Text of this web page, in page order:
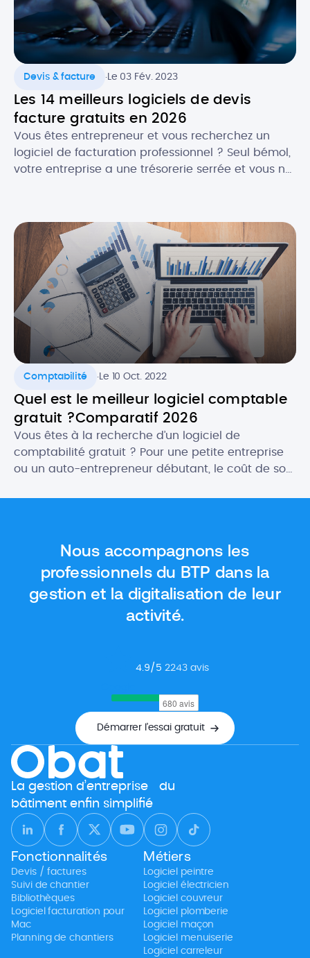
Devis & facture .Le 03 Fév. 2023
Les 14 meilleurs logiciels de devis
facture gratuits en 2026
Vous êtes entrepreneur et vous recherchez un
logiciel de facturation professionnel ? Seul bémol,
votre entreprise a une trésorerie serrée et vous ne
plutôt facile de trouver un logiciel de facturation
gratuit ET efficace ! Selon vos besoins, il […]
Comptabilité .Le 10 Oct. 2022
Quel est le meilleur logiciel comptable
gratuit ?Comparatif 2026
Vous êtes à la recherche d’un logiciel de
comptabilité gratuit ? Pour une petite entreprise
ou un auto-entrepreneur débutant, le coût de son
Dans cet article, nous vous donnons […]
Nous accompagnons les
professionnels du BTP dans la
gestion et la digitalisation de leur
activité.
4.9/5 2243 avis
Démarrer l’essai gratuit
La gestion d’entreprise du
bâtiment enfin simplifié
Fonctionnalités
Devis / factures
Suivi de chantier
Bibliothèques
Logiciel facturation pour
Mac
Planning de chantiers
Métiers
Logiciel peintre
Logiciel électricien
Logiciel couvreur
Logiciel plomberie
Logiciel maçon
Logiciel menuiserie
Logiciel carreleur